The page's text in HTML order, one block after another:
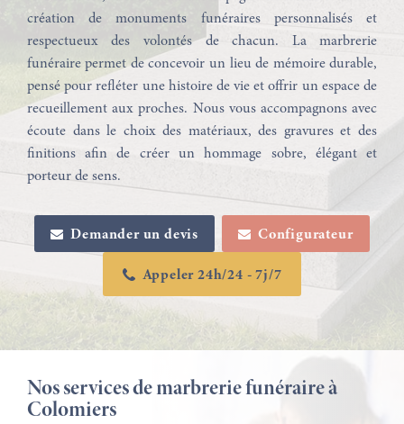
création de monuments funéraires personnalisés et
respectueux des volontés de chacun. La marbrerie
funéraire permet de concevoir un lieu de mémoire durable,
pensé pour refléter une histoire de vie et offrir un espace de
recueillement aux proches. Nous vous accompagnons avec
écoute dans le choix des matériaux, des gravures et des
finitions afin de créer un hommage sobre, élégant et
porteur de sens.
Demander un devis Configurateur
Appeler 24h/24 - 7j/7
Nos services de marbrerie funéraire à
Colomiers